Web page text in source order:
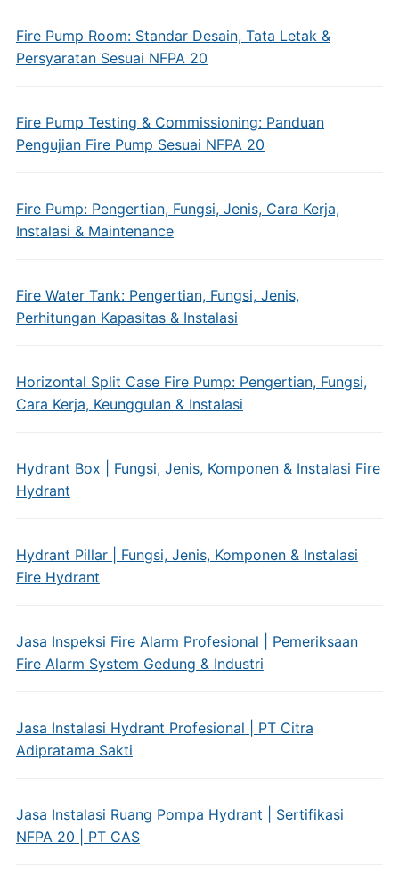
Fire Pump Room: Standar Desain, Tata Letak &
Persyaratan Sesuai NFPA 20
Fire Pump Testing & Commissioning: Panduan
Pengujian Fire Pump Sesuai NFPA 20
Fire Pump: Pengertian, Fungsi, Jenis, Cara Kerja,
Instalasi & Maintenance
Fire Water Tank: Pengertian, Fungsi, Jenis,
Perhitungan Kapasitas & Instalasi
Horizontal Split Case Fire Pump: Pengertian, Fungsi,
Cara Kerja, Keunggulan & Instalasi
Hydrant Box | Fungsi, Jenis, Komponen & Instalasi Fire
Hydrant
Hydrant Pillar | Fungsi, Jenis, Komponen & Instalasi
Fire Hydrant
Jasa Inspeksi Fire Alarm Profesional | Pemeriksaan
Fire Alarm System Gedung & Industri
Jasa Instalasi Hydrant Profesional | PT Citra
Adipratama Sakti
Jasa Instalasi Ruang Pompa Hydrant | Sertifikasi
NFPA 20 | PT CAS